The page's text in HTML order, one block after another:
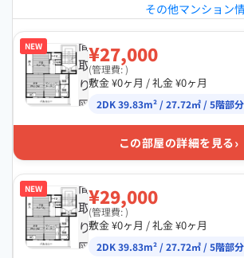
その他マンション
NEW
間
取
り
図
¥27,000
(管理費: )
敷金 ¥0ヶ月 / 礼金 ¥0ヶ月
2DK 39.83m² / 27.72㎡ / 5階部分
この部屋の詳細を見る›
NEW
間
取
り
図
¥29,000
(管理費: )
敷金 ¥0ヶ月 / 礼金 ¥0ヶ月
2DK 39.83m² / 27.72㎡ / 5階部分